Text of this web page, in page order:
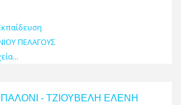
ΠΕΛΑΓΟΥΣ
- ΤΖΙΟΥΒΕΛΗ ΕΛΕΝΗ